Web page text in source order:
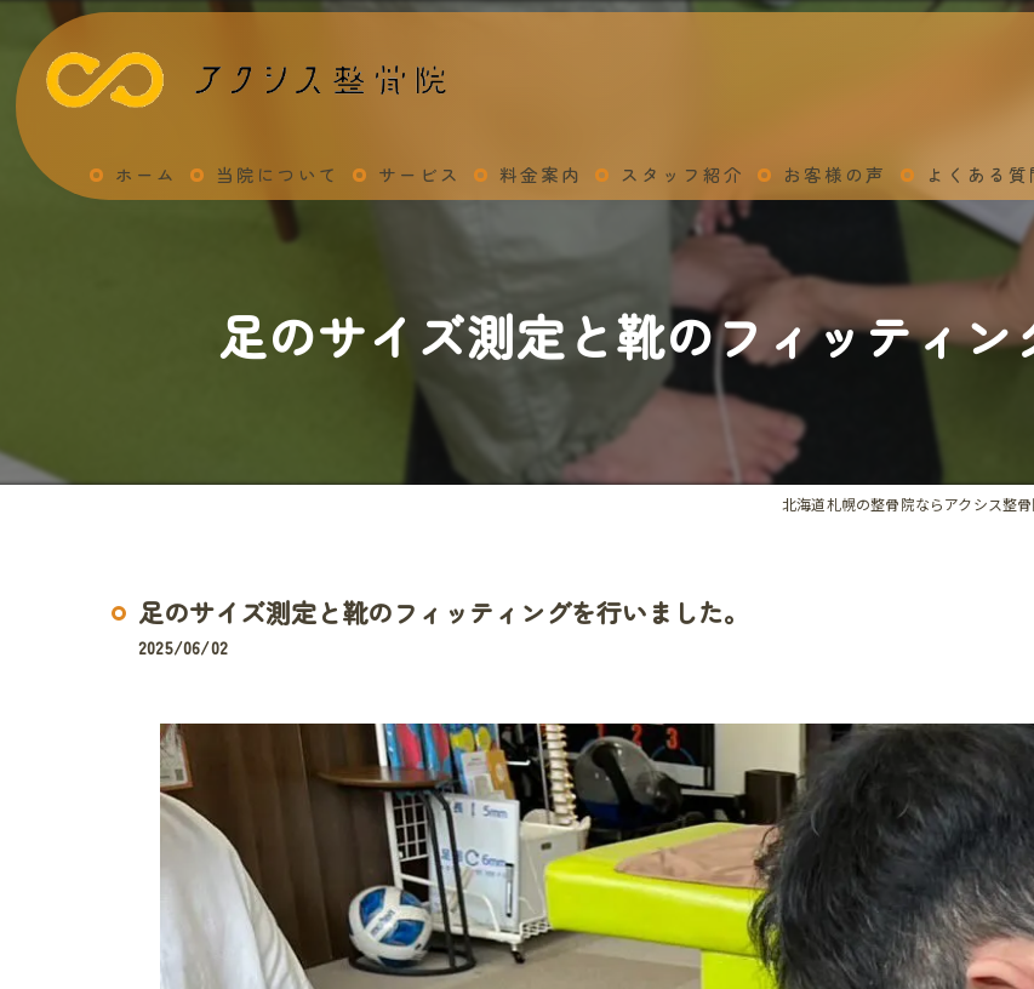
ホーム 当院について サービス 料金案内 スタッフ紹介 お客様の声 よくある質
足のサイズ測定と靴のフィッティン
北海道札幌の整骨院ならアクシス整骨
足のサイズ測定と靴のフィッティングを行いました。
2025/06/02